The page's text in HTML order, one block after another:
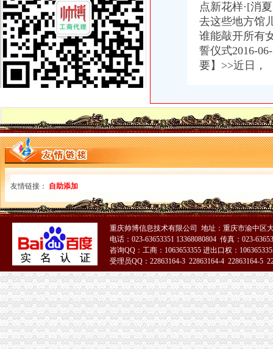
【58同城】重庆渝北空港新城资质证书办理_企业资质代理_资质代办机
资讯成都空港新城办公用房和宿舍楼装修工程（二期）办公设备采购项
西咸新区空港新城土地利用规划调整完善招标公告-中国采招网
空港新城企业获西咸张“一照一码”外商营业执照_新闻中心_赢商网
西咸新区空港新城正式跨入自贸区时代_陕西频道_凤凰网
陕西省采购
空港新城管理委员会互联网带宽升级3招标公告-中国采招网
家庭或个人-空港新城租赁型保障房申请表格.doc.doc
西咸新区“3450”综合行政审批试点现场会在空港新城召开|西咸新区|
某空港新城拆迁补偿标准-青青岛社区
成都天府空港新城政务服务中心今天正式运行成都高新文章
西咸新区空港新城临空物流商务中心办公家具采购招标公告_中采_新浪
空港新城航宇商务酒店_【电话地址_招聘信息_注册信息_信用信息_诉
中国民用航空飞行学院新校区入驻成都天府国际空港新城_凤凰资讯
天府空港新城政务服务中心投运张结证和工商营业执照发出-中国
西咸新区空港新城临空物流商务中心A区办公家具采购招标公告_中技
西咸新区空港新城造“中国孟菲斯”建设开放大通道-城市发展|荣耀
西咸新区“3450”综合行政审批试点现场会在空港新城召开|西咸新区|
【重庆空港新城公司注册代理|公司年检代办|代办注册公司价格】-重庆
以“3450”试点深化行政效能革空港新城转变职能优化营商环境
8月15日陕西省西咸新区空港新城评估公司入围项目[陕西省]-十环招标网
空港新城办执照
南京溧水布局产业新城造转型跨越新引擎--江苏频道--人民网
【58同城】重庆渝北空港新城工商注册_公司注册代理_代办注册公司价
西咸新区行政审批全面提速-洛川县人民
【新时代新气象新作为】西咸新区提升行政审批效率和服务水平_手机
点新花样·[消
去这些地方馆
谁能敲开所有
誓仪式2016-
要】>>近日，
友情链接： 自助添加
重庆帅博信息技术有限公司 地址：重庆市渝中区
电话：023-63653351 13368080804 传真：023-
咨询QQ：工商：1063653355 进出口权：
受理员QQ：22863164-3 22863164-4 22863164-5
51La